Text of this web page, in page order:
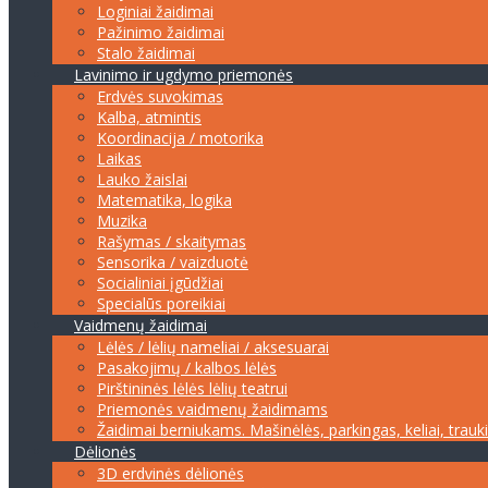
Loginiai žaidimai
Pažinimo žaidimai
Stalo žaidimai
Lavinimo ir ugdymo priemonės
Erdvės suvokimas
Kalba, atmintis
Koordinacija / motorika
Laikas
Lauko žaislai
Matematika, logika
Muzika
Rašymas / skaitymas
Sensorika / vaizduotė
Socialiniai įgūdžiai
Specialūs poreikiai
Vaidmenų žaidimai
Lėlės / lėlių nameliai / aksesuarai
Pasakojimų / kalbos lėlės
Pirštininės lėlės lėlių teatrui
Priemonės vaidmenų žaidimams
Žaidimai berniukams. Mašinėlės, parkingas, keliai,
Dėlionės
3D erdvinės dėlionės